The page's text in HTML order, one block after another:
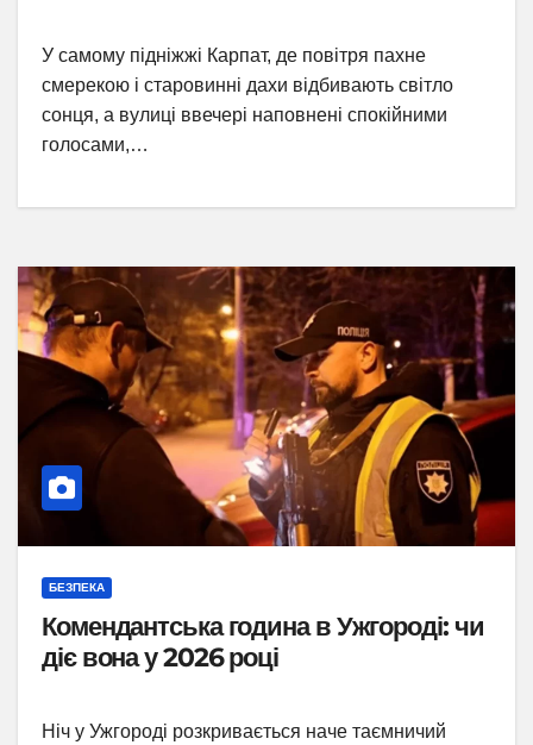
У самому підніжжі Карпат, де повітря пахне
смерекою і старовинні дахи відбивають світло
сонця, а вулиці ввечері наповнені спокійними
голосами,…
БЕЗПЕКА
Комендантська година в Ужгороді: чи
діє вона у 2026 році
Ніч у Ужгороді розкривається наче таємничий